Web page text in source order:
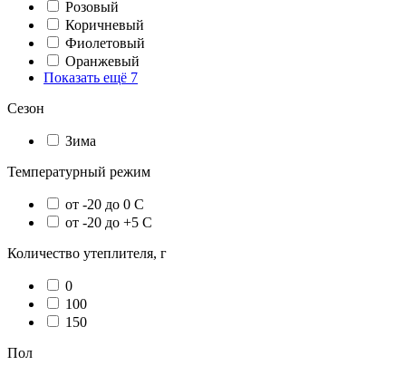
Розовый
Коричневый
Фиолетовый
Оранжевый
Показать ещё 7
Сезон
Зима
Температурный режим
от -20 до 0 С
от -20 до +5 С
Количество утеплителя, г
0
100
150
Пол